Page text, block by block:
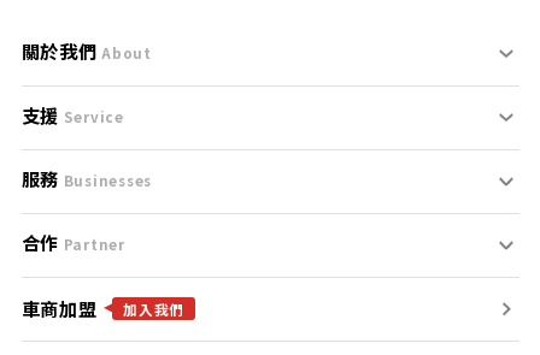
關於我們 About
刊登規範
服務條款
免責聲明
隱私權政策
支援 Service
支援中心
聯絡我們
服務 Businesses
什麼是Goo鑑定？
找好車
合作 Partner
合作夥伴
車商加盟 加入我們